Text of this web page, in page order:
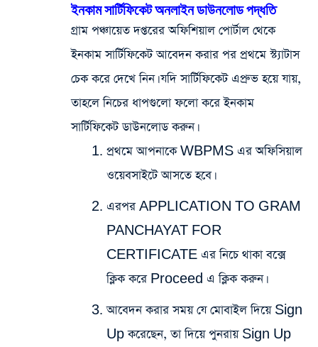
ইনকাম সার্টিফিকেট অনলাইন ডাউনলোড পদ্ধতি
গ্রাম পঞ্চায়েত দপ্তরের অফিশিয়াল পোর্টাল থেকে
ইনকাম সার্টিফিকেট আবেদন করার পর প্রথমে স্ট্যাটাস
চেক করে দেখে নিন। যদি সার্টিফিকেট এপ্রুভ হয়ে যায়,
তাহলে নিচের ধাপগুলো ফলো করে ইনকাম
সার্টিফিকেট ডাউনলোড করুন।
প্রথমে আপনাকে WBPMS এর অফিসিয়াল
ওয়েবসাইটে আসতে হবে।
এরপর APPLICATION TO GRAM
PANCHAYAT FOR
CERTIFICATE এর নিচে থাকা বক্সে
ক্লিক করে Proceed এ ক্লিক করুন।
আবেদন করার সময় যে মোবাইল দিয়ে Sign
Up করেছেন, তা দিয়ে পুনরায় Sign Up